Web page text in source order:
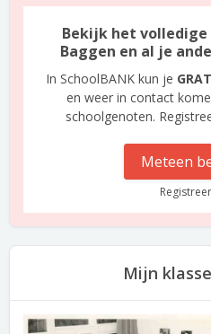
Bekijk het volledige
Baggen en al je
In SchoolBANK kun je
en weer in contact
schoolgenoten.
Meteen
Mijn